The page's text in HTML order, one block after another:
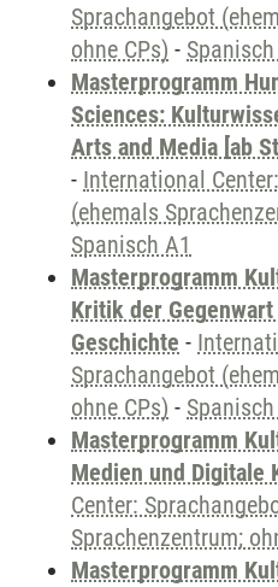
Sprachangebot
ohne CPs) - Spanisch
Masterprogramm
Sciences:
Arts and Media [ab
- International
(ehemals
Spanisch A1
Masterprogramm
Kritik der
Geschichte -
Sprachangebot
ohne CPs) - Spanisch
Masterprogramm
Medien und Digitale
Center:
Sprachenzentrum;
Masterprogramm